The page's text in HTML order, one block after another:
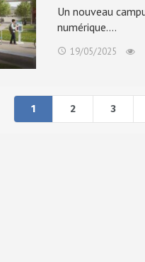
Un nouveau
numérique.…
19/05/2025
1 2 3